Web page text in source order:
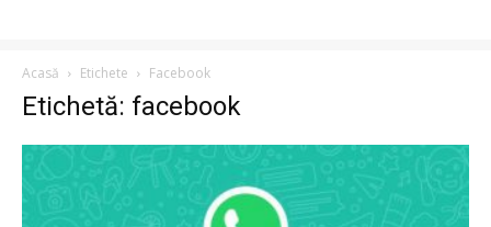
Acasă Etichete Facebook
Etichetă: facebook